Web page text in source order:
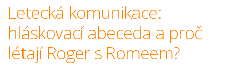
Letecká komunikace:
hláskovací abeceda a proč
létají Roger s Romeem?